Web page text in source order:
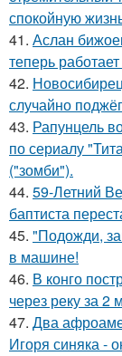
спокойную
41. Аслан
теперь
42.
случайно
43. Рапунцель
по сериалу
("зомби").
44. 59-Летний
баптиста
45. "Подожди,
в машине!
46. В конго
через реку за 2
47. Два
Игоря синяка -